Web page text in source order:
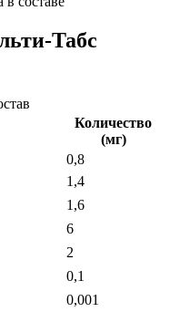
Табс
Количество
(мг)
0,8
1,4
1,6
6
2
0,1
0,001